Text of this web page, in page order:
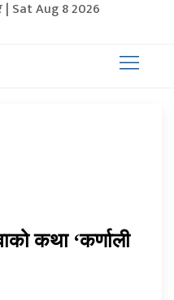
| Sat Aug 8 2026
कथा ‘कर्णाली